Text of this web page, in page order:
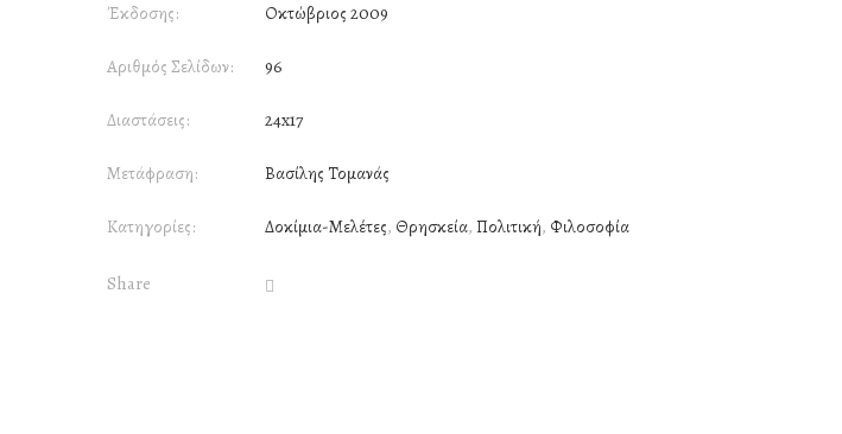
Έκδοσης:
Οκτώβριος 2009
Αριθμός Σελίδων: 96
Διαστάσεις: 24x17
Μετάφραση: Βασίλης Τομανάς
Κατηγορίες: Δοκίμια-Μελέτες, Θρησκεία,Πολιτική, Φιλοσοφία
Share